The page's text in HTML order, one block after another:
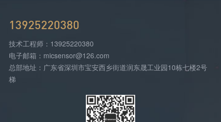
13925220380
技术工程师：13925220380
电子邮箱：micsensor@126.com
总部地址：广东省深圳市宝安西乡街道润东晟工业园10栋七楼2号
梯